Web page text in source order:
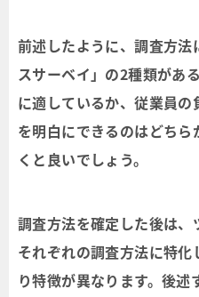
前述したように、調査方
スサーベイ」の2種類があ
に適しているか、従業員
を明白にできるのはどち
くと良いでしょう。
調査方法を確定した後は、
それぞれの調査方法に特
り特徴が異なります。後